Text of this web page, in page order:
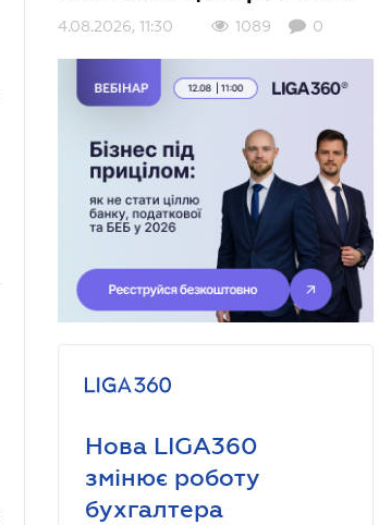
4.08.2026, 11:30 1089 0
Нова LIGA360
змінює роботу
бухгалтера